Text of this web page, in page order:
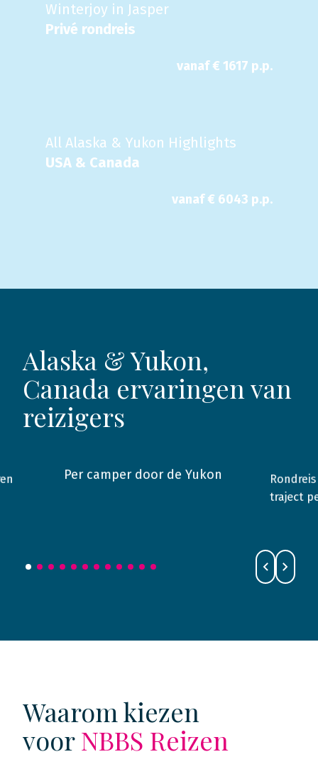
Winterjoy in Jasper
Privé rondreis
vanaf € 1617 p.p.
All Alaska & Yukon Highlights
USA & Canada
vanaf € 6043 p.p.
Alaska & Yukon,
Canada ervaringen van
reizigers
2019 Alaska & Yukon
Per camper door de Yukon
2015
traject
Waarom kiezen
voorNBBS Reizen